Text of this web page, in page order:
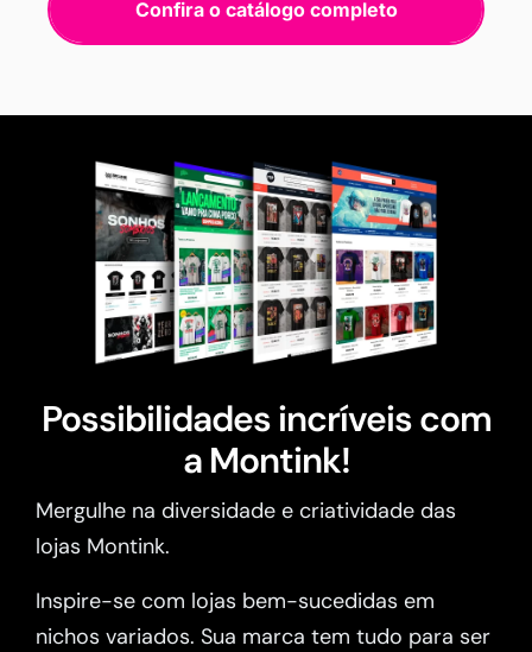
Confira o catálogo completo
Possibilidades incríveis com
a Montink!
Mergulhe na diversidade e criatividade das
lojas Montink.
Inspire-se com lojas bem-sucedidas em
nichos variados. Sua marca tem tudo para ser